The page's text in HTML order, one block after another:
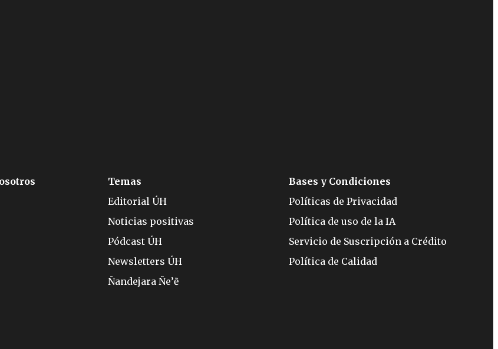
Temas
Editorial ÚH
Noticias positivas
Pódcast ÚH
Newsletters ÚH
Ñandejara Ñe’ẽ
Bases y Condiciones
Políticas de Privacidad
Política de uso de la IA
Servicio de Suscripción a Crédito
Política de Calidad